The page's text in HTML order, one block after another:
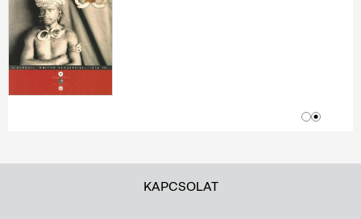
KAPCSOLAT